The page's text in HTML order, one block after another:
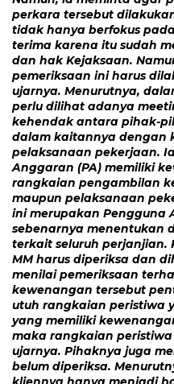
perkara tersebut
tidak hanya berfokus
terima karena itu sudah
dan hak Kejaksaan.
pemeriksaan ini harus
ujarnya. Menurutnya,
perlu dilihat adanya
kehendak antara pihak-
dalam kaitannya dengan
pelaksanaan pekerjaan.
Anggaran (PA) memiliki
rangkaian pengambilan
maupun pelaksanaan
ini merupakan Pengguna
sebenarnya menentukan
terkait seluruh perjanjian.
MM harus diperiksa dan
menilai pemeriksaan
kewenangan tersebut
utuh rangkaian peristiwa
yang memiliki
maka rangkaian
ujarnya. Pihaknya juga
belum diperiksa.